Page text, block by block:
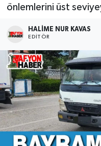
önlemlerini üst
HALIME NUR KAVAS
EDITÖR
Magazin
Etkinlikler